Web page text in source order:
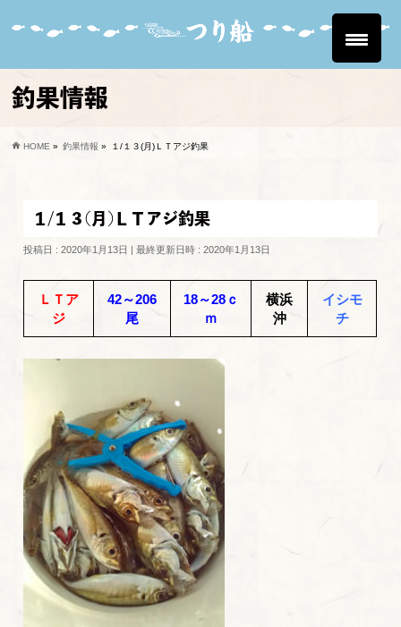
釣果情報
HOME » 釣果情報 » １/１３(月)ＬＴアジ釣果
１/１３(月)ＬＴアジ釣果
投稿日 : 2020年1月13日 最終更新日時 : 2020年1月13日
ＬＴア
ジ
42～206
尾
18～28ｃ
ｍ
横浜
沖
イシモ
チ